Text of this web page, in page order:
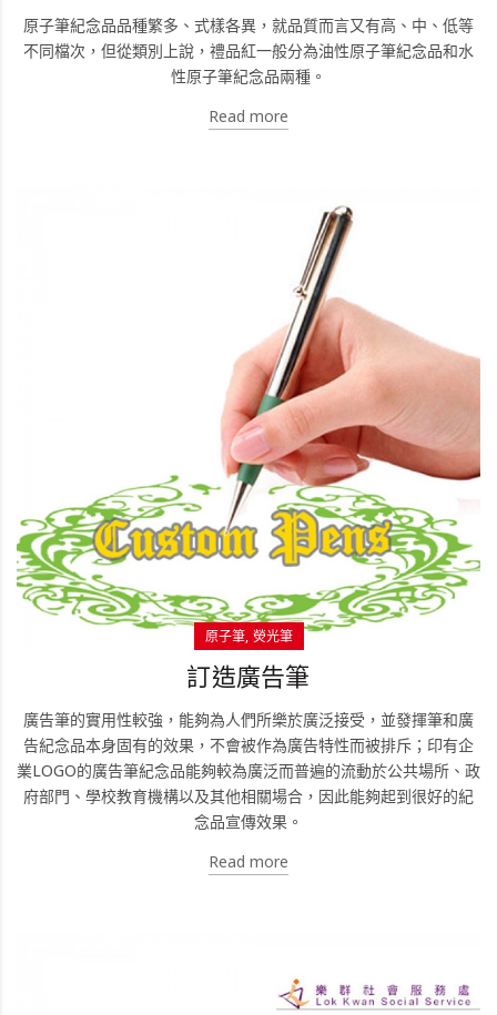
原子筆紀念品品種繁多、式樣各異，就品質而言又有高、中、低等
不同檔次，但從類別上說，禮品紅一般分為油性原子筆紀念品和水
性原子筆紀念品兩種。
Read more
原子筆 熒光筆
訂造廣告筆
廣告筆的實用性較強，能夠為人們所樂於廣泛接受，並發揮筆和廣
告紀念品本身固有的效果，不會被作為廣告特性而被排斥；印有企
業LOGO的廣告筆紀念品能夠較為廣泛而普遍的流動於公共場所、政
府部門、學校教育機構以及其他相關場合，因此能夠起到很好的紀
念品宣傳效果。
Read more